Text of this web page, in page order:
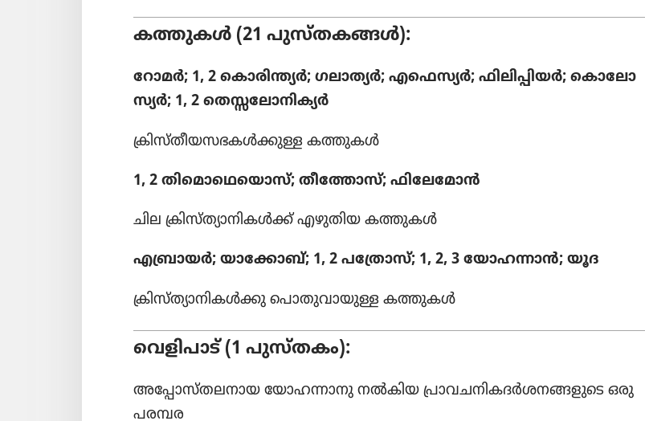
കത്തുകൾ (21 പുസ്‌ത​കങ്ങൾ):
റോമർ; 1, 2 കൊരി​ന്ത്യർ; ഗലാത്യർ; എഫെസ്യർ; ഫിലി​പ്പി​യർ; കൊ​ലോ​
സ്യർ; 1, 2 തെസ്സ​ലോ​നി​ക്യർ
ക്രിസ്‌തീ​യ​സ​ഭ​കൾക്കുള്ള കത്തുകൾ
1, 2 തിമൊ​ഥെ​യൊസ്‌; തീത്തോ​സ്‌; ഫിലേ​മോൻ
ചില ക്രിസ്‌ത്യാ​നി​കൾക്ക്‌ എഴുതിയ കത്തുകൾ
എബ്രായർ; യാക്കോ​ബ്‌; 1, 2 പത്രോ​സ്‌; 1, 2, 3 യോഹ​ന്നാൻ; യൂദ
ക്രിസ്‌ത്യാ​നി​കൾക്കു പൊതു​വാ​യുള്ള കത്തുകൾ
വെളി​പാട്‌ (1 പുസ്‌തകം):
അപ്പോ​സ്‌ത​ല​നായ യോഹ​ന്നാ​നു നൽകിയ പ്രാവ​ച​നി​ക​ദർശ​ന​ങ്ങ​ളു​ടെ ഒരു
പരമ്പര